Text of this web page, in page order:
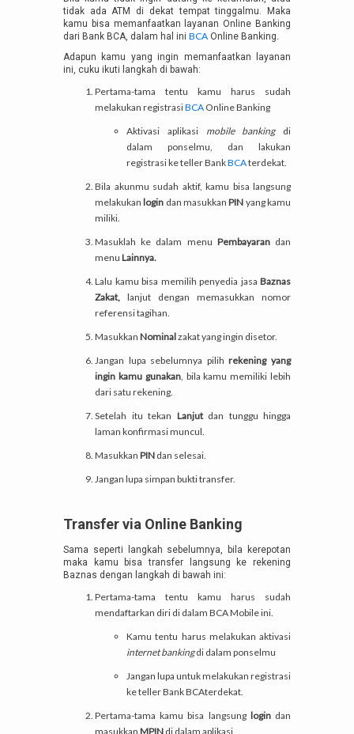
tidak ada ATM di dekat tempat tinggalmu. Maka
kamu bisa memanfaatkan layanan Online Banking
dari Bank BCA, dalam hal ini BCA Online Banking.
Adapun kamu yang ingin memanfaatkan layanan
ini, cuku ikuti langkah di bawah:
Pertama-tama tentu kamu harus sudah
melakukan registrasiBCA Online Banking
Aktivasi aplikasi mobile banking di
dalam ponselmu, dan lakukan
registrasi ke teller BankBCAterdekat.
Bila akunmu sudah aktif, kamu bisa langsung
melakukan login dan masukkanPIN yang kamu
miliki.
Masuklah ke dalam menu Pembayaran dan
menu Lainnya.
Lalu kamu bisa memilih penyedia jasa Baznas
Zakat, lanjut dengan memasukkan nomor
referensi tagihan.
Masukkan Nominalzakat yang ingin disetor.
Jangan lupa sebelumnya pilihrekening yang
ingin kamu gunakan, bila kamu memiliki lebih
dari satu rekening.
Setelah itu tekan Lanjut dan tunggu hingga
laman konfirmasi muncul.
Masukkan PIN dan selesai.
Jangan lupa simpan bukti transfer.
Transfer via Online Banking
Sama seperti langkah sebelumnya, bila kerepotan
maka kamu bisa transfer langsung ke rekening
Baznas dengan langkah di bawah ini:
Pertama-tama tentu kamu harus sudah
mendaftarkan diri di dalam BCA Mobile ini.
Kamu tentu harus melakukan aktivasi
internet bankingdi dalam ponselmu
Jangan lupa untuk melakukan registrasi
ke teller Bank BCAterdekat.
Pertama-tama kamu bisa langsung login dan
masukkan MPIN di dalam aplikasi.